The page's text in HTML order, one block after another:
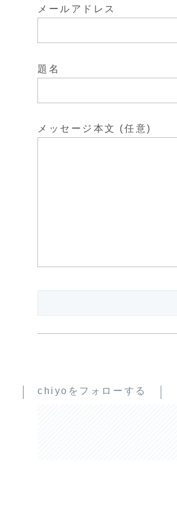
メールアドレス
題名
メッセージ本文 (任意)
chiyoをフォローする